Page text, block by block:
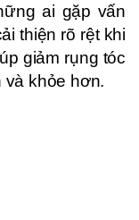
ai gặp vấn
thiện rõ rệt khi
giảm rụng tóc
và khỏe hơn.